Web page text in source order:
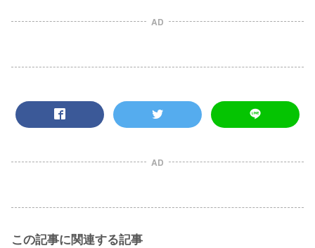
AD
AD
この記事に関連する記事